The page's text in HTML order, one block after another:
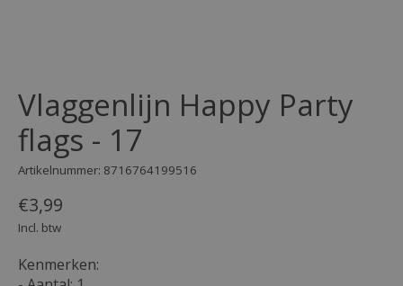
Vlaggenlijn Happy Party
flags - 17
Artikelnummer: 8716764199516
€3,99
Incl. btw
Kenmerken: